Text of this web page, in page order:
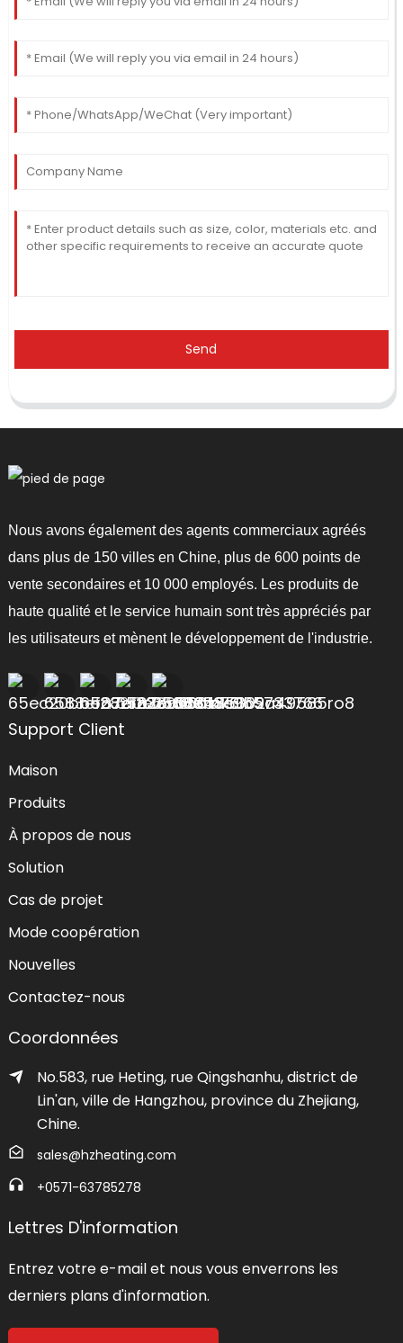
Send
Nous avons également des agents commerciaux agréés
dans plus de 150 villes en Chine, plus de 600 points de
vente secondaires et 10 000 employés. Les produits de
haute qualité et le service humain sont très appréciés par
les utilisateurs et mènent le développement de l'industrie.
Support Client
Maison
Produits
À propos de nous
Solution
Cas de projet
Mode coopération
Nouvelles
Contactez-nous
Coordonnées
No.583, rue Heting, rue Qingshanhu, district de
Lin'an, ville de Hangzhou, province du Zhejiang,
Chine.
sales@hzheating.com
+0571-63785278
Lettres D'information
Entrez votre e-mail et nous vous enverrons les
derniers plans d'information.